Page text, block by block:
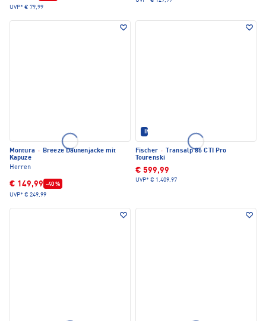
UVP* € 79,99
Montura · Breeze Daunenjacke mit
Kapuze
Herren
€ 149,99 -40 %
UVP* € 249,99
IM SET ERHÄLTLICH
Fischer ·
Transalp 86 CTI Pro
Tourenski
€ 599,99
UVP* € 1.409,97